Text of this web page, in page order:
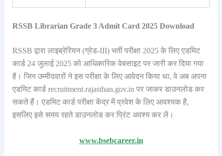
RSSB Librarian Grade 3 Admit Card 2025 Download
RSSB द्वारा लाइब्रेरियन (ग्रेड-III) भर्ती परीक्षा 2025 के लिए एडमिट
कार्ड 24 जुलाई 2025 को आधिकारिक वेबसाइट पर जारी कर दिया गया
है। जिन उम्मीदवारों ने इस परीक्षा के लिए आवेदन किया था, वे अब अपना
एडमिट कार्ड recruitment.rajasthan.gov.in पर जाकर डाउनलोड कर
सकते हैं। एडमिट कार्ड परीक्षा केंद्र में प्रवेश के लिए आवश्यक है,
इसलिए इसे समय रहते डाउनलोड कर प्रिंट अवश्य कर लें।
www.bsebcareer.in